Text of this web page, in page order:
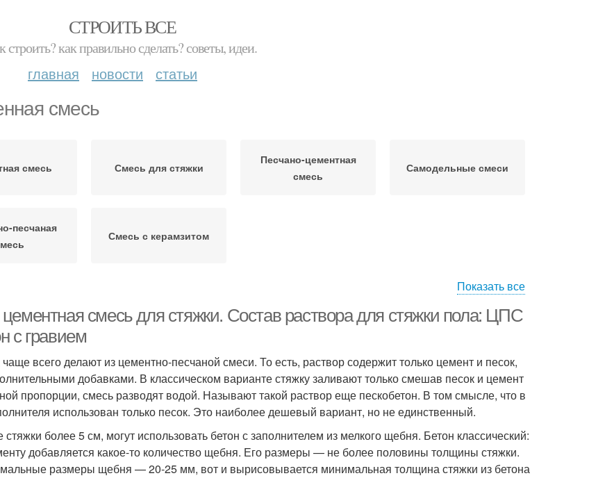
СТРОИТЬ ВСЕ
строить? как правильно сделать? советы, идеи.
главная новости статьи
смесь
смесь Смесь для стяжки
Песчано-цементная
смесь
Самодельные смеси
песчаная
Смесь с керамзитом
Показать все
смесь для стяжки. Состав раствора для стяжки пола: ЦПС
с гравием
всего делают из цементно-песчаной смеси. То есть, раствор содержит только цемент и песок,
добавками. В классическом варианте стяжку заливают только смешав песок и цемент
пропорции, смесь разводят водой. Называют такой раствор еще пескобетон. В том смысле, что в
использован только песок. Это наиболее дешевый вариант, но не единственный.
более 5 см, могут использовать бетон с заполнителем из мелкого щебня. Бетон классический:
добавляется какое-то количество щебня. Его размеры — не более половины толщины стяжки.
размеры щебня — 20-25 мм, вот и вырисовывается минимальная толщина стяжки из бетона